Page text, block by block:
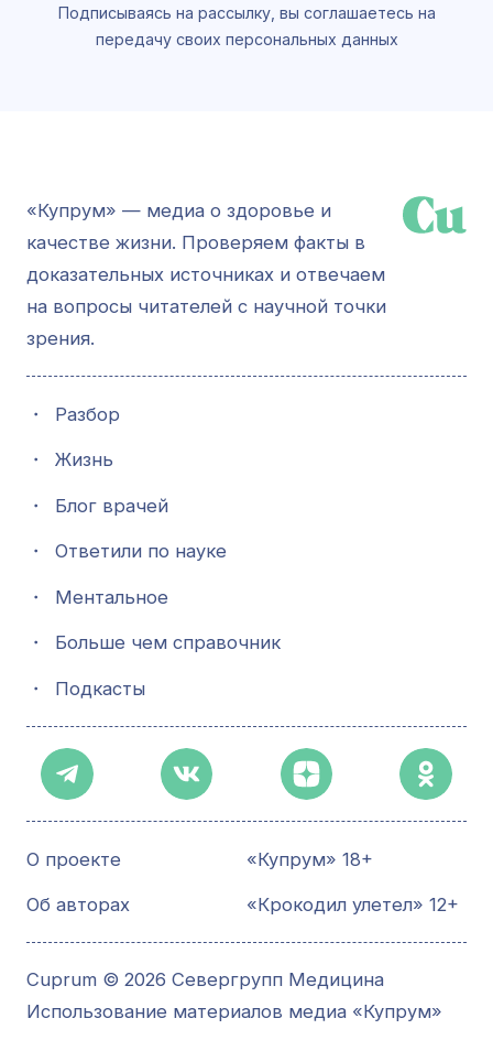
Подписываясь на рассылку, вы соглашаетесь на
передачу своих персональных данных
«Купрум» — медиа о здоровье и
качестве жизни. Проверяем факты в
доказательных источниках и отвечаем
на вопросы читателей с научной точки
зрения.
・ Разбор
・ Жизнь
・ Блог врачей
・ Ответили по науке
・ Ментальное
・ Больше чем справочник
・ Подкасты
О проекте
Об авторах
«Купрум» 18+
«Крокодил улетел» 12+
Cuprum © 2026 Севергрупп Медицина
Использование материалов медиа «Купрум»